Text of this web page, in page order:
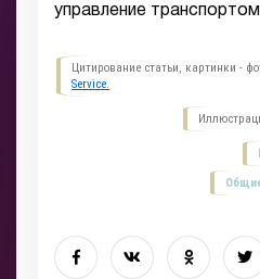
управление
Цитирование статьи, картинки -
Service.